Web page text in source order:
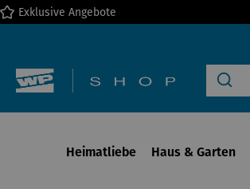
Zur Hauptnavigation springen
Exklusive Angebote
Heimatliebe Haus & Garten